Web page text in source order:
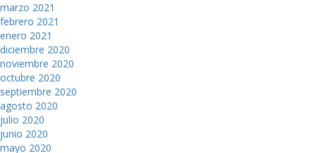
marzo 2021
febrero 2021
enero 2021
diciembre 2020
noviembre 2020
octubre 2020
septiembre 2020
agosto 2020
julio 2020
junio 2020
mayo 2020